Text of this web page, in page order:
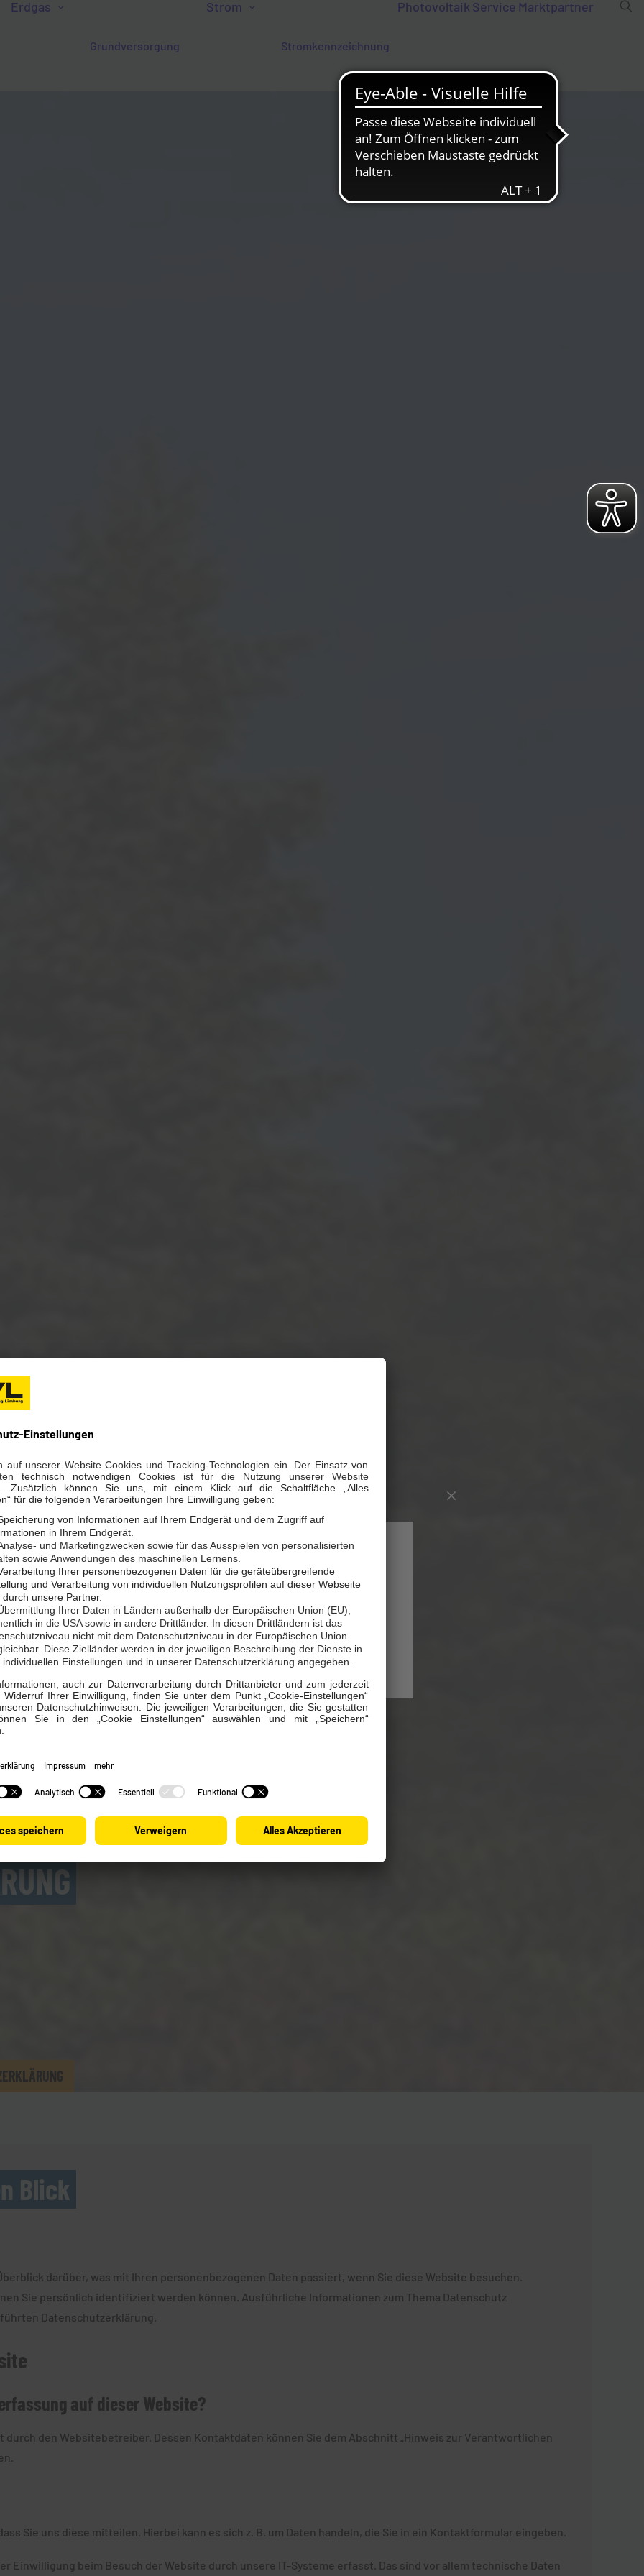
Erdgas
Grundversorgung
Strom
Stromkennzeichnung
Photovoltaik Service Marktpartner
Blick
darüber, was mit Ihren personenbezogenen Daten passiert, wenn Sie diese Website besuchen.
Sie persönlich identifiziert werden können. Ausführliche Informationen zum Thema Datenschutz
Datenschutzerklärung.
auf dieser Website?
den Websitebetreiber. Dessen Kontaktdaten können Sie dem Abschnitt „Hinweis zur Verantwortlichen
Sie uns diese mitteilen. Hierbei kann es sich z. B. um Daten handeln, die Sie in ein Kontaktformular eingeben.
Einwilligung beim Besuch der Website durch unsere IT-Systeme erfasst. Das sind vor allem technische Daten
unser Kundenportal? Nutzen Sie dieses, um bspw. Ihre Rechnungen
Ihren Zählerstand einzugeben.